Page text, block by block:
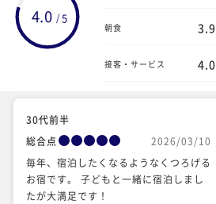
4.0 / 5
朝食 3.9
接客・サービス 4.0
30代前半
総合点
2026/03/10
毎年、宿泊したくなるようなくつろげる
お宿です。 子どもと一緒に宿泊しまし
たが大満足です！